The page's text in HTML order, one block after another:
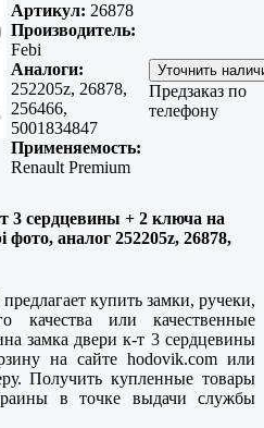
Артикул: 26878
Производитель:
Febi
Аналоги:
252205z, 26878,
256466,
5001834847
Применяемость:
Renault Premium
Предзаказ по
телефону
3 сердцевины + 2 ключа на
аналог 252205z, 26878,
купить замки, ручеки,
качества или качественные
замка двери к-т 3 сердцевины
на сайте hodovik.com или
Получить купленные товары
в точке выдачи службы